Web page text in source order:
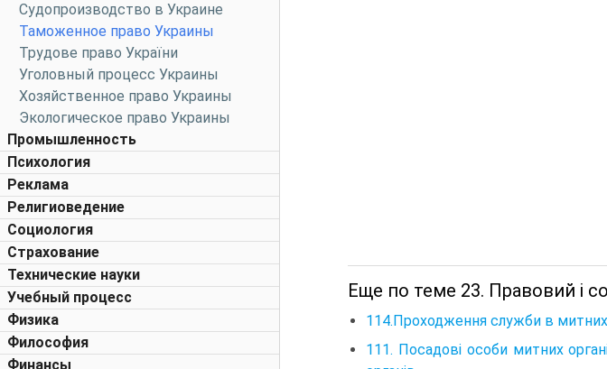
Судопроизводство в Украине
Таможенное право Украины
Трудове право України
Уголовный процесс Украины
Хозяйственное право Украины
Экологическое право Украины
Промышленность
Психология
Реклама
Религиоведение
Социология
Страхование
Технические науки
Учебный процесс
Физика
Философия
Финансы
Еще по теме 23. Правовий і
114.Проходження служби в митних
111. Посадові особи митних